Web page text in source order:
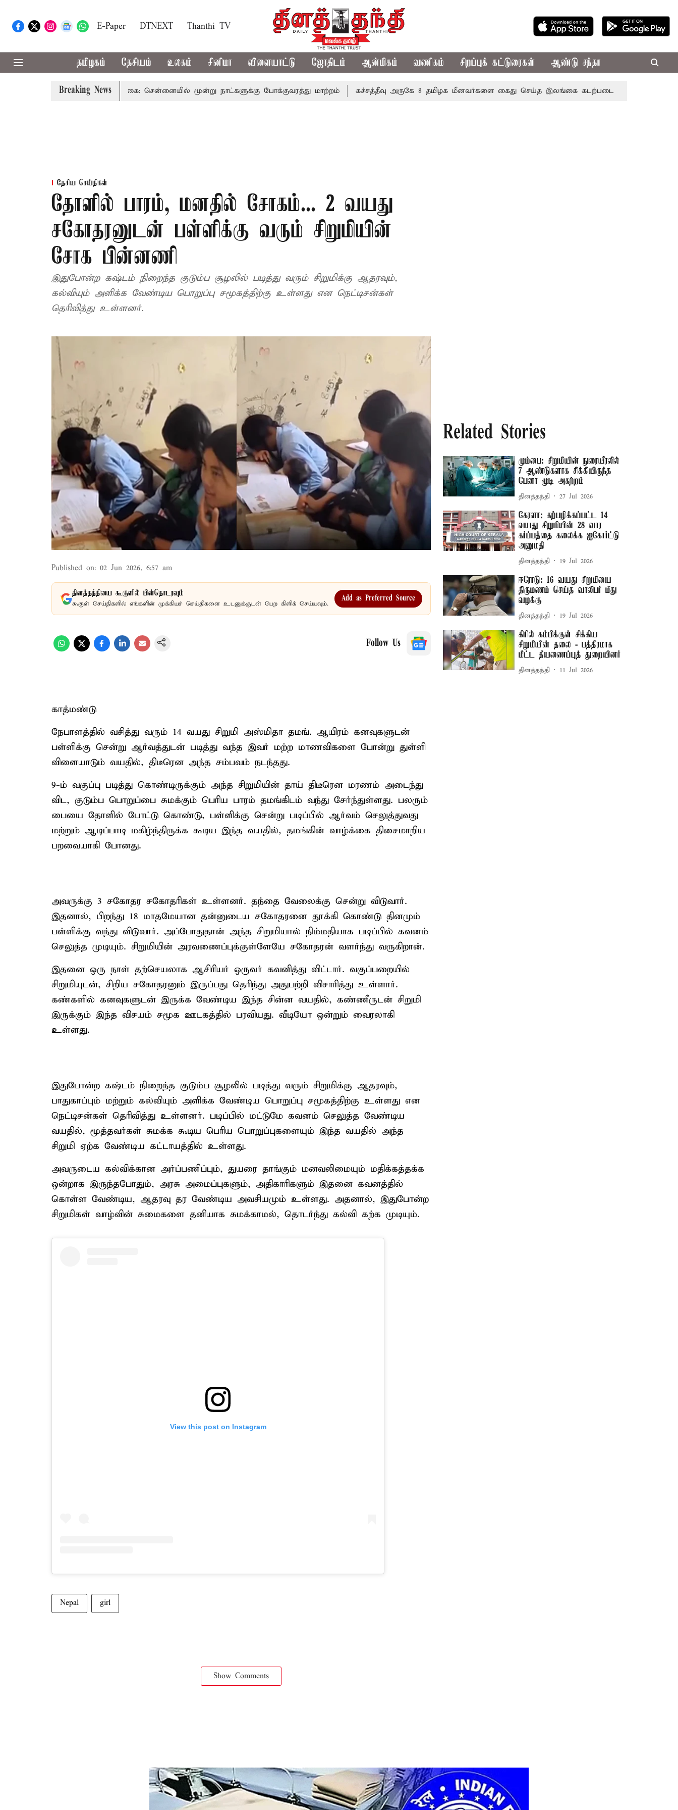
E-Paper DTNEXT Thanthi TV
தமிழகம் தேசியம் உலகம் சினிமா விளையாட்டு ஜோதிடம் ஆன்மிகம் வணிகம் சிறப்புக் கட்டுரைகள் ஆண்டு சந்தா
Breaking News
சுதந்திர தின விழா ஒத்திகை: சென்னையில் மூன்று நாட்களுக்கு போக்குவரத்து மாற்றம் கச்சத்தீவு அருகே 8 தமிழக மீனவர்களை கைது செய்த இலங்கை கடற்படை பணியிடத்தில்
தேசிய செய்திகள்
தோளில் பாரம், மனதில் சோகம்... 2 வயது
சகோதரனுடன் பள்ளிக்கு வரும் சிறுமியின்
சோக பின்னணி
இதுபோன்ற கஷ்டம் நிறைந்த குடும்ப சூழலில் படித்து வரும் சிறுமிக்கு ஆதரவும்,
கல்வியும் அளிக்க வேண்டிய பொறுப்பு சமூகத்திற்கு உள்ளது என நெட்டிசன்கள்
தெரிவித்து உள்ளனர்.
Published on: 02 Jun 2026, 6:57 am
தினத்தந்தியை கூகுளில் பின்தொடரவும்
கூகுள் செய்திகளில் எங்களின் முக்கியச் செய்திகளை உடனுக்குடன் பெற கிளிக் செய்யவும்.
Add as Preferred Source
Follow Us
காத்மண்டு
நேபாளத்தில் வசித்து வரும் 14 வயது சிறுமி அஸ்மிதா தமங். ஆயிரம் கனவுகளுடன்
பள்ளிக்கு சென்று ஆர்வத்துடன் படித்து வந்த இவர் மற்ற மாணவிகளை போன்று துள்ளி
விளையாடும் வயதில், திடீரென அந்த சம்பவம் நடந்தது.
9-ம் வகுப்பு படித்து கொண்டிருக்கும் அந்த சிறுமியின் தாய் திடீரென மரணம் அடைந்து
விட, குடும்ப பொறுப்பை சுமக்கும் பெரிய பாரம் தமங்கிடம் வந்து சேர்ந்துள்ளது. பலரும்
பையை தோளில் போட்டு கொண்டு, பள்ளிக்கு சென்று படிப்பில் ஆர்வம் செலுத்துவது
மற்றும் ஆடிப்பாடி மகிழ்ந்திருக்க கூடிய இந்த வயதில், தமங்கின் வாழ்க்கை திசைமாறிய
பறவையாகி போனது.
அவருக்கு 3 சகோதர சகோதரிகள் உள்ளனர். தந்தை வேலைக்கு சென்று விடுவார்.
இதனால், பிறந்து 18 மாதமேயான தன்னுடைய சகோதரனை தூக்கி கொண்டு தினமும்
பள்ளிக்கு வந்து விடுவார். அப்போதுதான் அந்த சிறுமியால் நிம்மதியாக படிப்பில் கவனம்
செலுத்த முடியும். சிறுமியின் அரவணைப்புக்குள்ளேயே சகோதரன் வளர்ந்து வருகிறான்.
இதனை ஒரு நாள் தற்செயலாக ஆசிரியர் ஒருவர் கவனித்து விட்டார். வகுப்பறையில்
சிறுமியுடன், சிறிய சகோதரனும் இருப்பது தெரிந்து அதுபற்றி விசாரித்து உள்ளார்.
கண்களில் கனவுகளுடன் இருக்க வேண்டிய இந்த சின்ன வயதில், கண்ணீருடன் சிறுமி
இருக்கும் இந்த விசயம் சமூக ஊடகத்தில் பரவியது. வீடியோ ஒன்றும் வைரலாகி
உள்ளது.
இதுபோன்ற கஷ்டம் நிறைந்த குடும்ப சூழலில் படித்து வரும் சிறுமிக்கு ஆதரவும்,
பாதுகாப்பும் மற்றும் கல்வியும் அளிக்க வேண்டிய பொறுப்பு சமூகத்திற்கு உள்ளது என
நெட்டிசன்கள் தெரிவித்து உள்ளனர். படிப்பில் மட்டுமே கவனம் செலுத்த வேண்டிய
வயதில், மூத்தவர்கள் சுமக்க கூடிய பெரிய பொறுப்புகளையும் இந்த வயதில் அந்த
சிறுமி ஏற்க வேண்டிய கட்டாயத்தில் உள்ளது.
அவருடைய கல்விக்கான அர்ப்பணிப்பும், துயரை தாங்கும் மனவலிமையும் மதிக்கத்தக்க
ஒன்றாக இருந்தபோதும், அரசு அமைப்புகளும், அதிகாரிகளும் இதனை கவனத்தில்
கொள்ள வேண்டிய, ஆதரவு தர வேண்டிய அவசியமும் உள்ளது. அதனால், இதுபோன்ற
சிறுமிகள் வாழ்வின் சுமைகளை தனியாக சுமக்காமல், தொடர்ந்து கல்வி கற்க முடியும்.
View this post on Instagram
Nepal girl
Show Comments
Related Stories
மும்பை: சிறுமியின் நுரையீரலில்
7 ஆண்டுகளாக சிக்கியிருந்த
பேனா மூடி அகற்றம்
தினத்தந்தி 27 Jul 2026
கேரளா: கற்பழிக்கப்பட்ட 14
வயது சிறுமியின் 28 வார
கர்ப்பத்தை கலைக்க ஐகோர்ட்டு
அனுமதி
தினத்தந்தி 19 Jul 2026
ஈரோடு: 16 வயது சிறுமியை
திருமணம் செய்த வாலிபர் மீது
வழக்கு
தினத்தந்தி 19 Jul 2026
கிரில் கம்பிக்குள் சிக்கிய
சிறுமியின் தலை - பத்திரமாக
மீட்ட தீயணைப்புத் துறையினர்
தினத்தந்தி 11 Jul 2026